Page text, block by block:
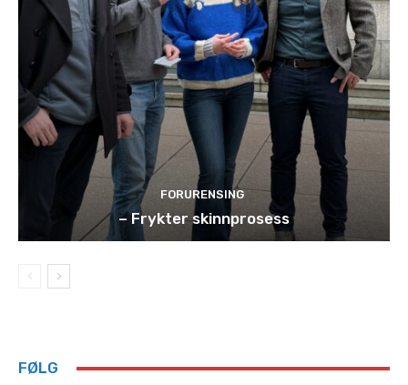
FORURENSING
– Frykter skinnprosess
FØLG